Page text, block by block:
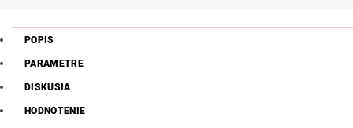
POPIS
PARAMETRE
DISKUSIA
HODNOTENIE